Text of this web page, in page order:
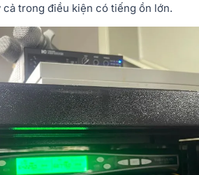
cả trong điều kiện có tiếng ồn lớn.